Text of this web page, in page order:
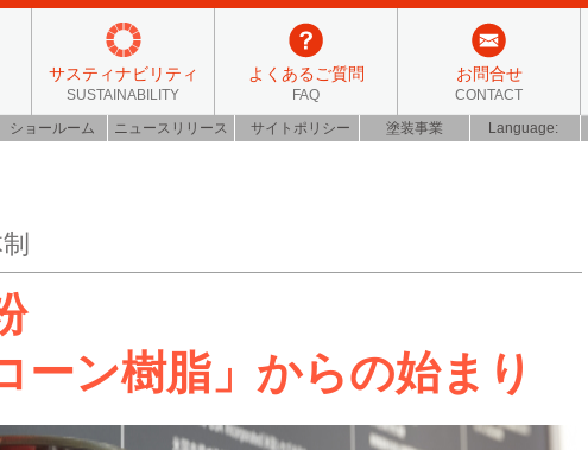
サスティナビリティ
SUSTAINABILITY
よくあるご質問
FAQ
お問合せ
CONTACT
ショールーム ニュースリリース サイトポリシー 塗装事業 Language:
ーン樹脂」からの始まり